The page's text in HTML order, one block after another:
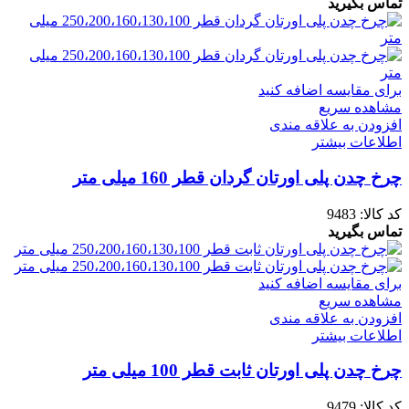
تماس بگیرید
برای مقایسه اضافه کنید
مشاهده سریع
افزودن به علاقه مندی
اطلاعات بیشتر
چرخ چدن پلی اورتان گردان قطر 160 میلی متر
کد کالا: 9483
تماس بگیرید
برای مقایسه اضافه کنید
مشاهده سریع
افزودن به علاقه مندی
اطلاعات بیشتر
چرخ چدن پلی اورتان ثابت قطر 100 میلی متر